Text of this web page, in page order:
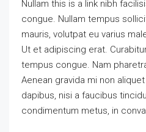
Nullam this is a link nibh
congue. Nullam tempus
mauris, volutpat eu varius
Ut et adipiscing erat.
tempus congue. Nam
Aenean gravida mi non
dapibus, nisi a faucibus
condimentum metus, in